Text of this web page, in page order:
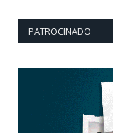
PATROCINADO